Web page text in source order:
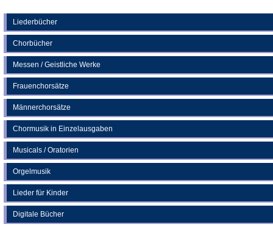
Liederbücher
Chorbücher
Messen / Geistliche Werke
Frauenchorsätze
Männerchorsätze
Chormusik in Einzelausgaben
Musicals / Oratorien
Orgelmusik
Lieder für Kinder
Digitale Bücher